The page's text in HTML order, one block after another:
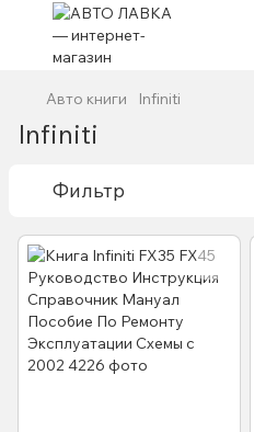
Авто книги Infiniti
Infiniti
Фильтр